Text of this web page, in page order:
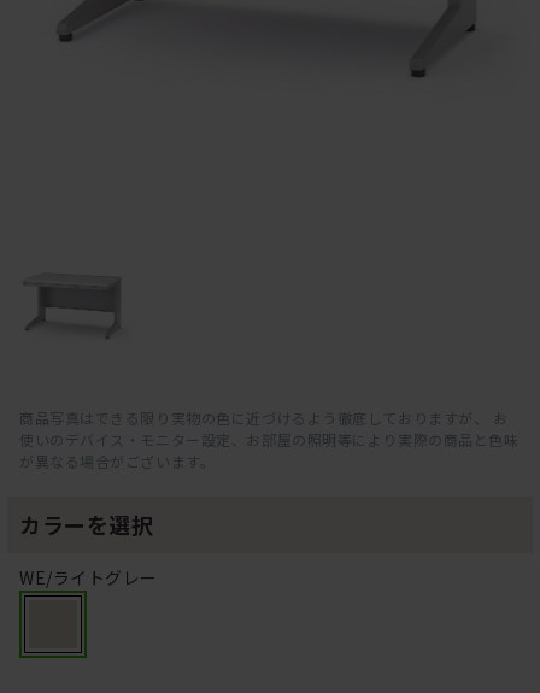
商品写真はできる限り実物の色に近づけるよう徹底しておりますが、 お
使いのデバイス・モニター設定、お部屋の照明等により実際の商品と色味
が異なる場合がございます。
カラーを選択
WE/ライトグレー